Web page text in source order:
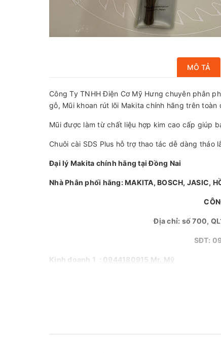
MÔ TẢ
Công Ty TNHH Điện Cơ Mỹ Hưng chuyên phân
gỗ, Mũi khoan rút lõi Makita chính hãng trên
Mũi được làm từ chất liệu hợp kim cao cấp giúp
Chuôi cài SDS Plus hỗ trợ thao tác dễ dàng tháo
Đại lý Makita chính hãng tại Đồng Nai
Nhà Phân phối hãng: MAKITA, BOSCH, JASIC,
Địa chỉ: số 700,
SĐT:
Kinh doanh 1 : 0944180915 Mr. Mỹ